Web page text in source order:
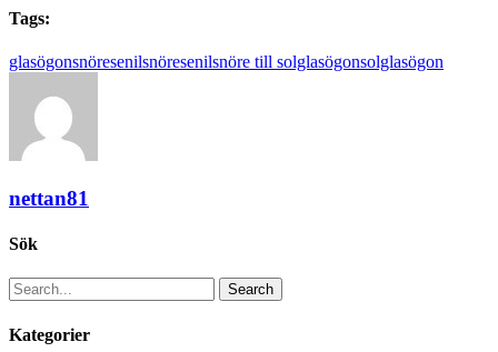
Tags:
glasögonsnöresenilsnöresenilsnöre till solglasögonsolglasögon
nettan81
Sök
Search
Kategorier